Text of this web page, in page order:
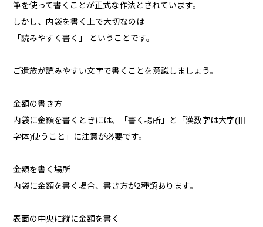
筆を使って書くことが正式な作法とされています。
しかし、内袋を書く上で大切なのは
「読みやすく書く」 ということです。
ご遺族が読みやすい文字で書くことを意識しましょう。
金額の書き方
内袋に金額を書くときには、「書く場所」と「漢数字は大字(旧
字体)使うこと」に注意が必要です。
金額を書く場所
内袋に金額を書く場合、書き方が2種類あります。
表面の中央に縦に金額を書く